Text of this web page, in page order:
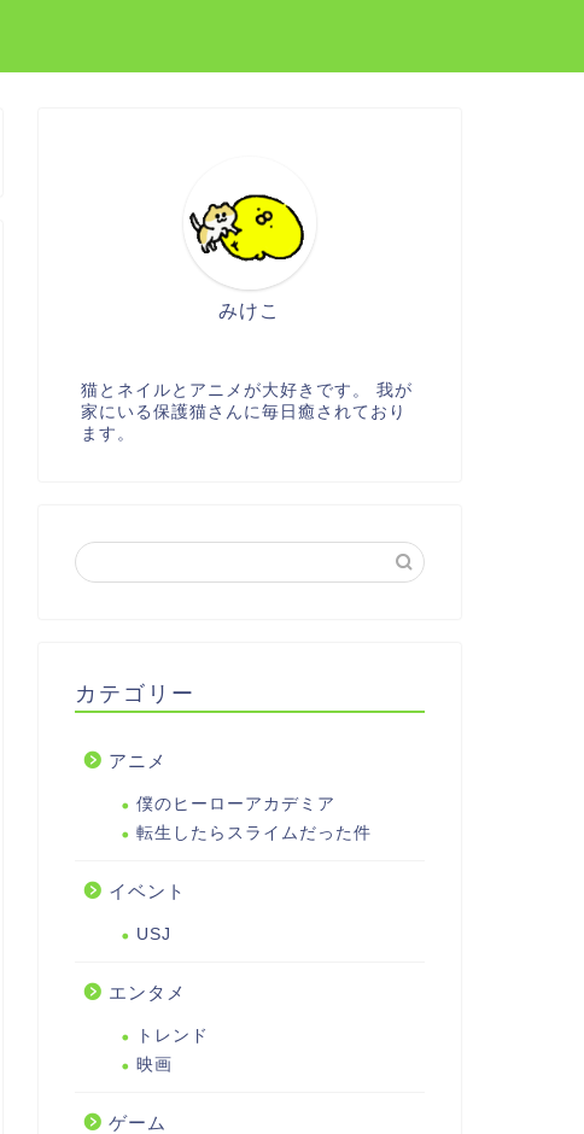
みけこ
猫とネイルとアニメが大好きです。 我が
家にいる保護猫さんに毎日癒されており
ます。
カテゴリー
アニメ
僕のヒーローアカデミア
転生したらスライムだった件
イベント
USJ
エンタメ
トレンド
映画
ゲーム